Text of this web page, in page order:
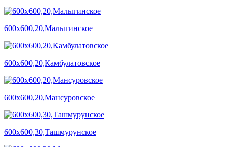
600х600,20,Малыгинское
600х600,20,Камбулатовское
600х600,20,Мансуровское
600х600,30,Ташмурунское